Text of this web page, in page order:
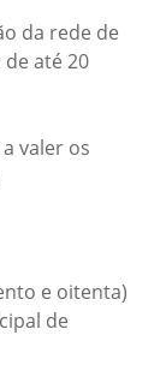
da rede de
até 20
valer os
e oitenta)
de